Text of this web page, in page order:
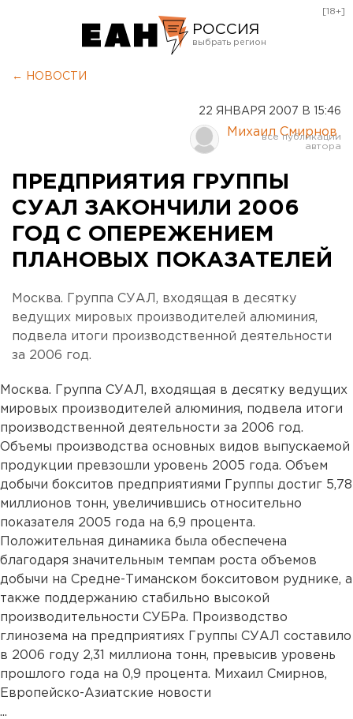
РОССИЯ
Курган
Оренбург
[18+]
← НОВОСТИ
22 ЯНВАРЯ 2007 В 15:46
Михаил Смирнов
ПРЕДПРИЯТИЯ ГРУППЫ
СУАЛ ЗАКОНЧИЛИ 2006
ГОД С ОПЕРЕЖЕНИЕМ
ПЛАНОВЫХ ПОКАЗАТЕЛЕЙ
Москва. Группа СУАЛ, входящая в десятку
ведущих мировых производителей алюминия,
подвела итоги производственной деятельности
за 2006 год.
Москва. Группа СУАЛ, входящая в десятку ведущих
мировых производителей алюминия, подвела итоги
производственной деятельности за 2006 год.
Объемы производства основных видов выпускаемой
продукции превзошли уровень 2005 года. Объем
добычи бокситов предприятиями Группы достиг 5,78
миллионов тонн, увеличившись относительно
показателя 2005 года на 6,9 процента.
Положительная динамика была обеспечена
благодаря значительным темпам роста объемов
добычи на Средне-Тиманском бокситовом руднике, а
также поддержанию стабильно высокой
производительности СУБРа. Производство
глинозема на предприятиях Группы СУАЛ составило
в 2006 году 2,31 миллиона тонн, превысив уровень
прошлого года на 0,9 процента. Михаил Смирнов,
Европейско-Азиатские новости
...